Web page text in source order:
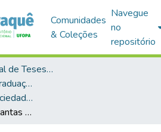
Comunidades
& Coleções
Navegue
no
repositório
Biblioteca Digital de Teses e Dissertações (BDTD)
Programa de Pós-Graduação em Sociedade, Ambiente e Qualidade de Vida (PPGSAQ)
Dissertações em Sociedade, Ambiente e Qualidade de Vida (Mestrado)
Uso tradicional de plantas medicinais na comunidade Parauá no Médio Tapajós